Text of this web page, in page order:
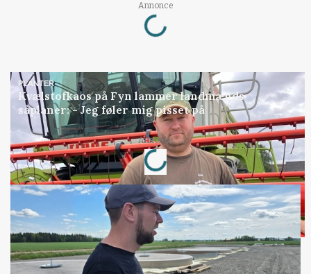
Annonce
Loading...
PLANTER
Kvælstofkaos på Fyn lammer landmænds
såplaner: - Jeg føler mig pisset på
Annonce
Loading...